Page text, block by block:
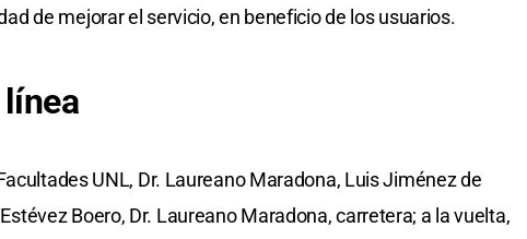
de mejorar el servicio, en beneficio de los usuarios.
UNL, Dr. Laureano Maradona, Luis Jiménez de
Boero, Dr. Laureano Maradona, carretera; a la vuelta,